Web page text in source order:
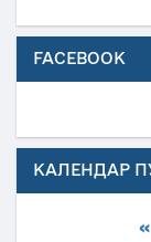
FACEBOOK
КАЛЕНДАР
«